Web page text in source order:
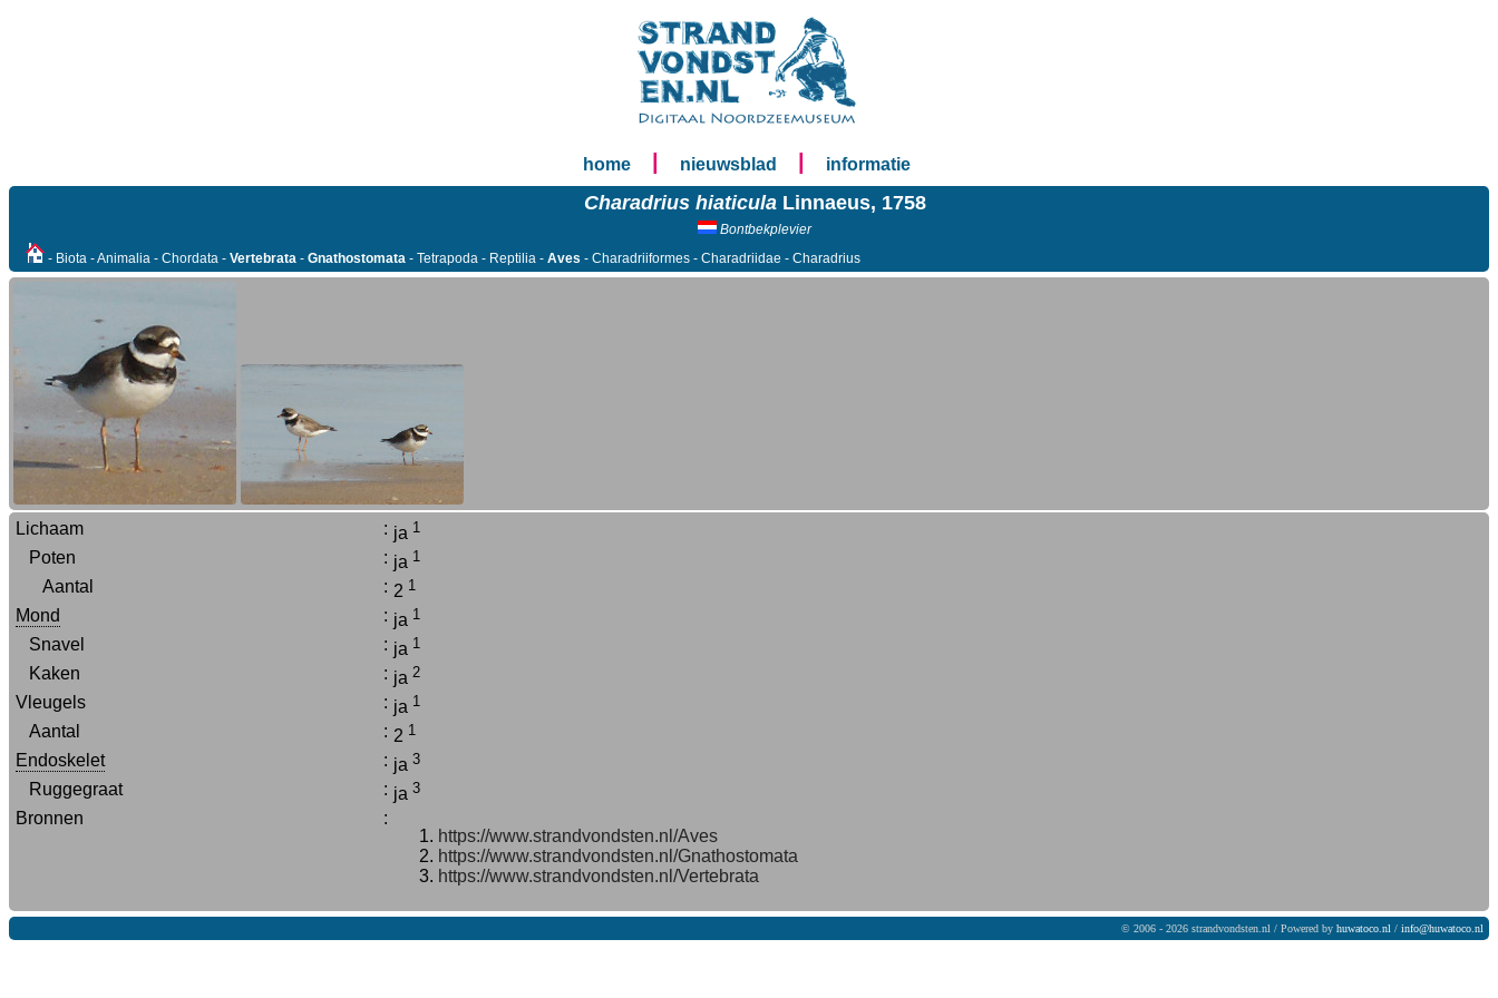
home nieuwsblad informatie
Charadrius hiaticulaLinnaeus, 1758
Bontbekplevier
- Biota - Animalia - Chordata - Vertebrata - Gnathostomata - Tetrapoda - Reptilia - Aves - Charadriiformes - Charadriidae - Charadrius
Lichaam : ja 1
Poten : ja 1
Aantal : 2 1
Mond : ja 1
Snavel : ja 1
Kaken : ja 2
Vleugels : ja 1
Aantal : 2 1
Endoskelet : ja 3
Ruggegraat : ja 3
Bronnen
:
https://www.strandvondsten.nl/Aves
https://www.strandvondsten.nl/Gnathostomata
https://www.strandvondsten.nl/Vertebrata
© 2006 - 2026 strandvondsten.nl / Powered by huwatoco.nl / info@huwatoco.nl